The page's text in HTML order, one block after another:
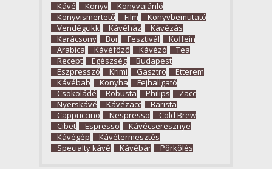
Kávé Könyv
Könyvajánló
Könyvismertető
Film
Könyvbemutató
Vendégcikk
Kávéház
Kávézás
Karácsony
Bor Fesztivál
Koffein
Arabica
Kávéfőző Kávézó
Tea
Recept
Egészség
Budapest
Eszpresszó
Krimi Gasztro
Étterem
Kávébab
Konyha
Fejhallgató
Csokoládé
Robusta Philips
Zacc
Nyerskávé
Kávézacc
Barista
Cappuccino
Nespresso
Cold Brew
Cibet
Espresso
Kávécseresznye
Kávégép
Kávétermesztés
Specialty kávé
Kávébár Pörkölés